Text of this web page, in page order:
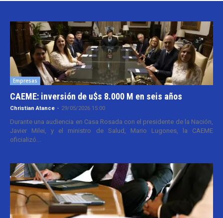
Empresas
CAEME: inversión de u$s 8.000 M en seis años
Christian Atance - 29/05/2026 15:00
Durante una audiencia en Casa Rosada con el presidente de la Nación,
Javier Milei, y el ministro de Salud, Mario Lugones, la CAEME
oficializó...